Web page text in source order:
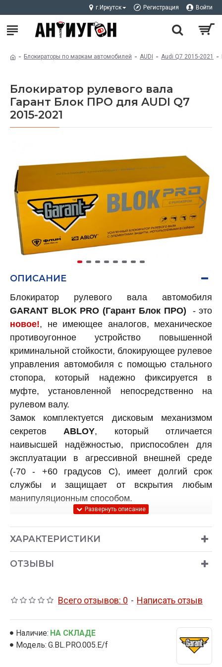
г.Иркутск Регистрация Войти
Блокираторы по маркам автомобилей AUDI Audi Q7 2015-2021
Блокиратор рулевого вала
Гарант Блок ПРО для AUDI Q7
2015-2021
ОПИСАНИЕ
Блокиратор рулевого вала автомобиля
GARANT BLOK PRO (Гарант Блок ПРО) - это
новое!, не имеющее аналогов, механическое
противоугонное устройство повышенной
криминальной стойкости, блокирующее рулевое
управления автомобиля с помощью стального
стопора, который надежно фиксируется в
муфте, установленной непосредственно на
рулевом валу.
Замок комплектуется дисковым механизмом
секретов ABLOY, который отличается
наивысшей надёжностью, приспособлен для
эксплуатации в агрессивной внешней среде
(-70 - +60 градусов C), имеет долгий срок
службы и защищает от вскрытия любым
манипуляционным способом.
ОТ БЛОКИРАТОРА ГАРАНТ БЛОК ЛЮКС:
Увеличен диаметр стопора(теперь он
составляет 40мм), что в разы увеличивает
Конструкция стопорасущественно
крепление муфты (так называемые "уши")
от перепиливания.
ХАРАКТЕРИСТИКИ
ОТЗЫВЫ
Всего отзывов: 0 - Написать отзыв
Наличие: НА СКЛАДЕ
Модель: G.BL.PRO.005.E/f